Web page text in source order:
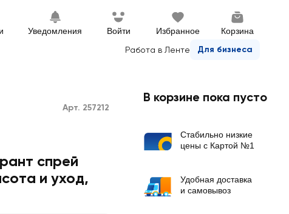
Уведомления Войти Избранное Корзина
Работа в Ленте Для бизнеса
Арт. 257212
спрей
и уход,
В корзине пока пусто
Стабильно низкие
цены с Картой №1
Удобная доставка
и самовывоз